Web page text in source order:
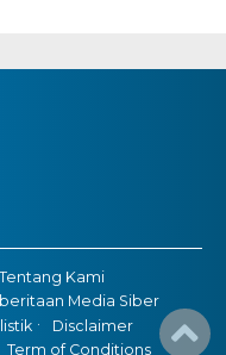
Tentang Kami
Media Siber
Disclaimer
Term of Conditions